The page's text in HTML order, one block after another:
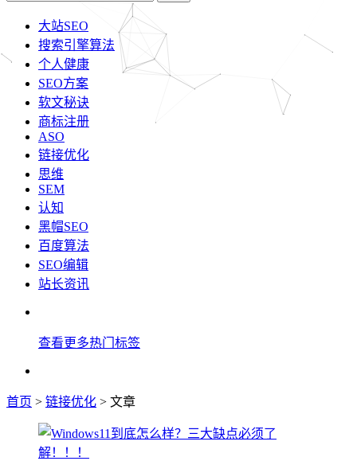
大站SEO
搜索引擎算法
个人健康
SEO方案
软文秘诀
商标注册
ASO
链接优化
思维
SEM
认知
黑帽SEO
百度算法
SEO编辑
站长资讯
查看更多热门标签
首页 > 链接优化 > 文章